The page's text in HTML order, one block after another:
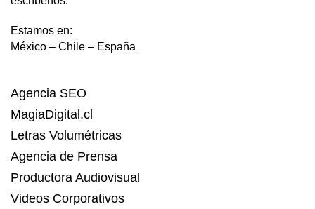
Estamos en:
México – Chile – España
Agencia SEO
MagiaDigital.cl
Letras Volumétricas
Agencia de Prensa
Productora Audiovisual
Videos Corporativos